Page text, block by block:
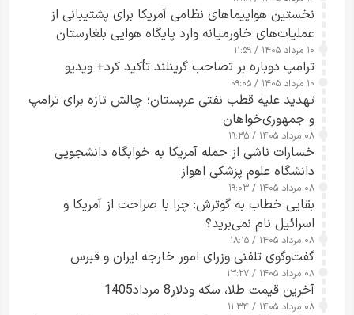
نخستین هواپیماهای نظامی آمریکا برای پشتیبانی از
عملیات‌های خاورمیانه وارد پایگاه هوایی بلغارستان
شدند
۱۰ مرداد ۱۴۰۵ / ۱۱:۵۹
ترامپ دوباره بر تصاحب گرینلند تأکید کرد+ ویدیو
۱۰ مرداد ۱۴۰۵ / ۰۹:۰۵
تهدید علیه قطب نفتی عربستان؛ چالش تازه برای ترامپ
و جمهوری‌خواهان
۰۸ مرداد ۱۴۰۵ / ۱۹:۳۵
خسارات ناشی از حمله آمریکا به خوابگاه دانشجویی
دانشگاه علوم پزشکی اهواز
۰۸ مرداد ۱۴۰۵ / ۱۹:۰۳
بقایی خطاب به گوترش: چرا با صراحت از آمریکا و
اسرائیل نام نمی‌برید؟
۰۸ مرداد ۱۴۰۵ / ۱۸:۱۵
گفت‌وگوی تلفنی وزرای امور خارجه ایران و قبرس
۰۸ مرداد ۱۴۰۵ / ۱۳:۲۷
آخرین قیمت طلا، سکه ودلار8 مرداد1405
۰۸ مرداد ۱۴۰۵ / ۱۱:۳۴